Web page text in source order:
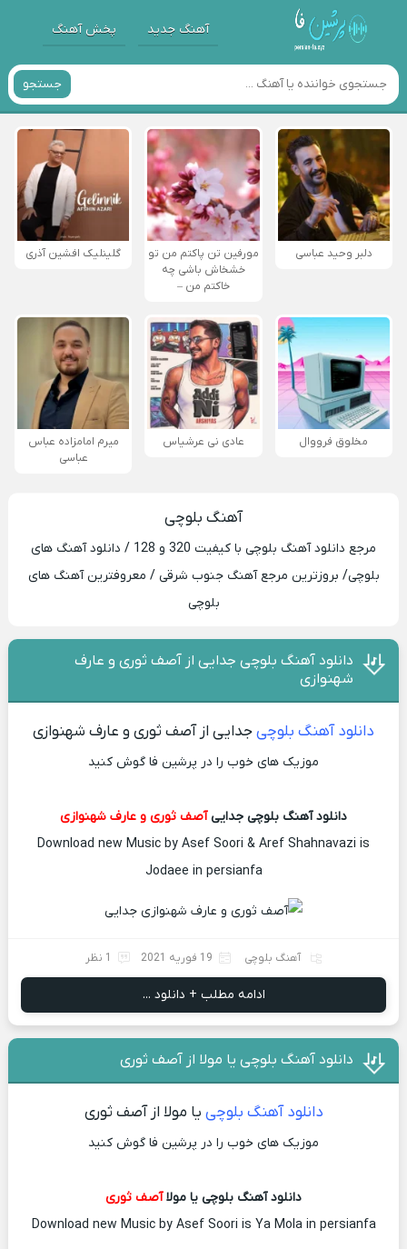
آهنگ جدید پخش آهنگ
جستجو
دلبر وحید عباسی
مورفین تن پاکتم من تو
خشخاش باشی چه
خاکتم من –
گلینلیک افشین آذری
مخلوق فرووال عادی نی عرشیاس
میرم امامزاده عباس
عباسی
آهنگ بلوچی
مرجع دانلود آهنگ بلوچی با کیفیت 320 و 128 / دانلود آهنگ های
بلوچی/ بروزترین مرجع آهنگ جنوب شرقی / معروفترین آهنگ های
بلوچی
دانلود آهنگ بلوچی جدایی از آصف ثوری و عارف
شهنوازی
دانلود آهنگ بلوچیجدایی از آصف ثوری و عارف شهنوازی
موزیک های خوب را در پرشین فا گوش کنید
دانلود آهنگ بلوچی جداییآصف ثوری و عارف شهنوازی
Download new Music by Asef Soori & Aref Shahnavazi is
Jodaee in persianfa
آهنگ بلوچی 19 فوریه 2021 1 نظر
ادامه مطلب + دانلود ...
دانلود آهنگ بلوچی یا مولا از آصف ثوری
دانلود آهنگ بلوچی یا مولا از آصف ثوری
موزیک های خوب را در پرشین فا گوش کنید
دانلود آهنگ بلوچی یا مولاآصف ثوری
Download new Music by Asef Soori is Ya Mola in persianfa